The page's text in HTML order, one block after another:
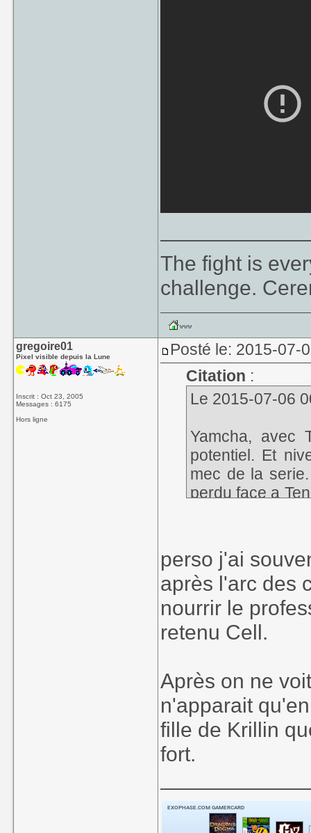
The fight is
challenge.
gregoire01
Pixel visible depuis la Lune
Inscrit : Oct 23, 2005
Messages : 6175
Hors ligne
Posté le: 2015-07-
Citation :
Le 2015-07-06
Yamcha, avec
potentiel. Et
mec de la
perdu face a
tard...
perso j'ai
après l'arc des
nourrir le
retenu Cell.
Après on ne
n'apparait
fille de Krillin
fort.